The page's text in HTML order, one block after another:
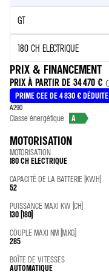
PRIX & FINANCEMENT
PRIX À PARTIR DE 34 470 €
PRIME CEE DE 4 830 € DÉDUITE
A290
Classe énergétique A
MOTORISATION
MOTORISATION
180 CH ELECTRIQUE
CAPACITÉ DE LA BATTERIE (KWH)
52
PUISSANCE MAXI KW (CH)
130 (180)
COUPLE MAXI NM (M.KG)
285
BOÎTE DE VITESSES
AUTOMATIQUE